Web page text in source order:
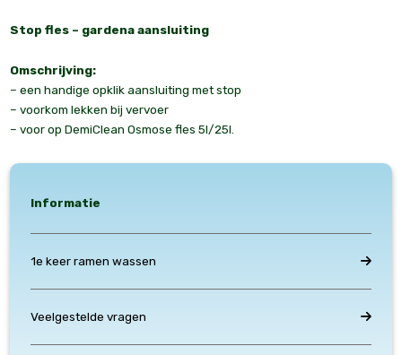
Stop fles – gardena aansluiting
Omschrijving:
– een handige opklik aansluiting met stop
– voorkom lekken bij vervoer
– voor op DemiClean Osmose fles 5l/25l.
Informatie
1e keer ramen wassen
Veelgestelde vragen